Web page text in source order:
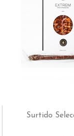
Surtido